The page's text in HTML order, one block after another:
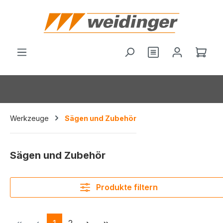
springen
Du hast 0
Werkzeuge Sägen und Zubehör
Sägen und Zubehör
Produkte filtern